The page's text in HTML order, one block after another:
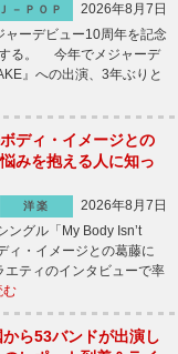
Ｊ－ＰＯＰ
2026年8月7日
ーデビュー10周年を記念
する。 今年でメジャーデ
』への出演、3年ぶりと
ディ・イメージとの
みを抱える人に知っ
洋楽
2026年8月7日
グル「My Body Isn’t
ィ・イメージとの葛藤に
ティのインタビューで率
む
ら53バンドが出演し